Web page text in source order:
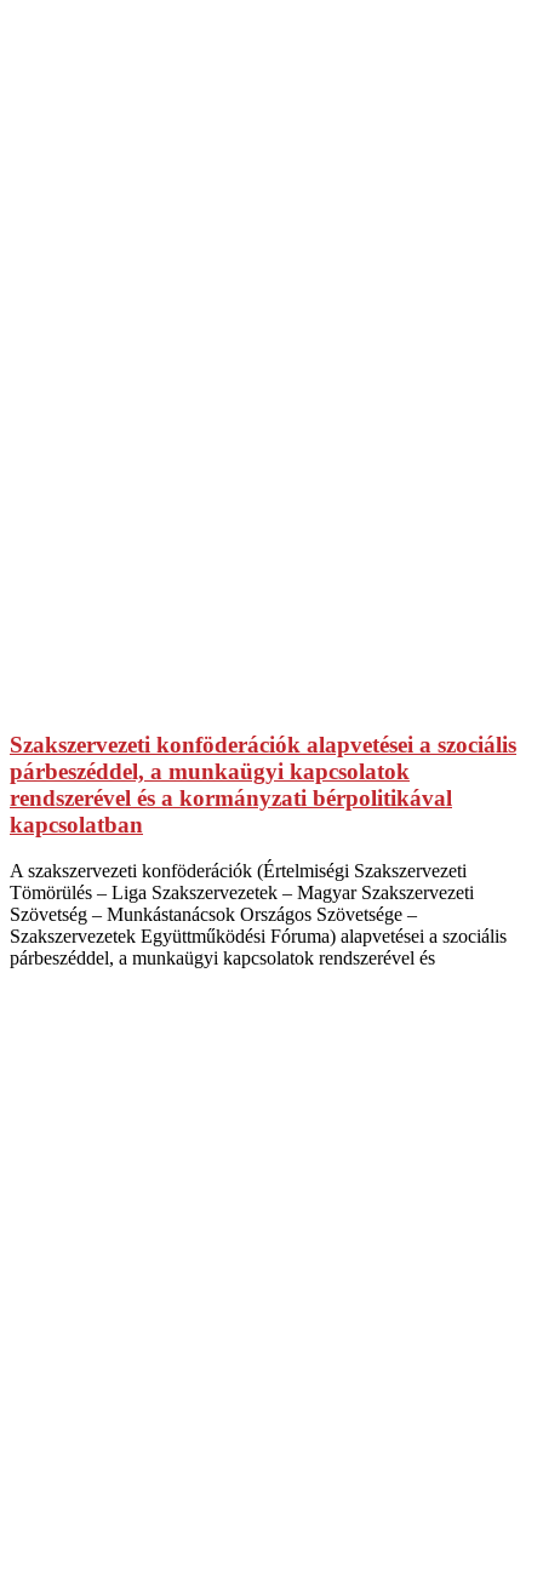
Szakszervezeti konföderációk alapvetései a szociális
párbeszéddel, a munkaügyi kapcsolatok
rendszerével és a kormányzati bérpolitikával
kapcsolatban
A szakszervezeti konföderációk (Értelmiségi Szakszervezeti
Tömörülés – Liga Szakszervezetek – Magyar Szakszervezeti
Szövetség – Munkástanácsok Országos Szövetsége –
Szakszervezetek Együttműködési Fóruma) alapvetései a szociális
párbeszéddel, a munkaügyi kapcsolatok rendszerével és